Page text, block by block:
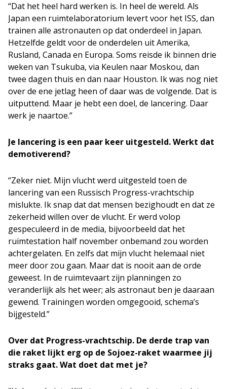
“Dat het heel hard werken is. In heel de wereld. Als
Japan een ruimtelaboratorium levert voor het ISS, dan
trainen alle astronauten op dat onderdeel in Japan.
Hetzelfde geldt voor de onderdelen uit Amerika,
Rusland, Canada en Europa. Soms reisde ik binnen drie
weken van Tsukuba, via Keulen naar Moskou, dan
twee dagen thuis en dan naar Houston. Ik was nog niet
over de ene jetlag heen of daar was de volgende. Dat is
uitputtend. Maar je hebt een doel, de lancering. Daar
werk je naartoe.”
Je lancering is een paar keer uitgesteld. Werkt dat
demotiverend?
“Zeker niet. Mijn vlucht werd uitgesteld toen de
lancering van een Russisch Progress-vrachtschip
mislukte. Ik snap dat dat mensen bezighoudt en dat ze
zekerheid willen over de vlucht. Er werd volop
gespeculeerd in de media, bijvoorbeeld dat het
ruimtestation half november onbemand zou worden
achtergelaten. En zelfs dat mijn vlucht helemaal niet
meer door zou gaan. Maar dat is nooit aan de orde
geweest. In de ruimtevaart zijn planningen zo
veranderlijk als het weer; als astronaut ben je daaraan
gewend. Trainingen worden omgegooid, schema’s
bijgesteld.”
Over dat Progress-vrachtschip. De derde trap van
die raket lijkt erg op de Sojoez-raket waarmee jij
straks gaat. Wat doet dat met je?